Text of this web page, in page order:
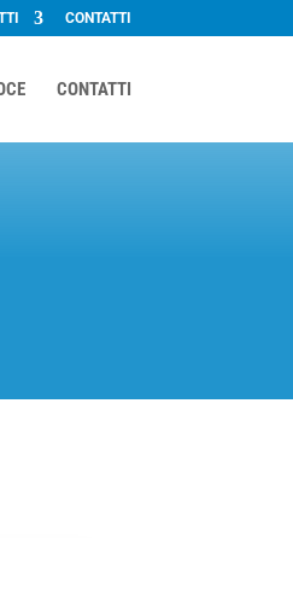
CONTATTI
CONTATTI